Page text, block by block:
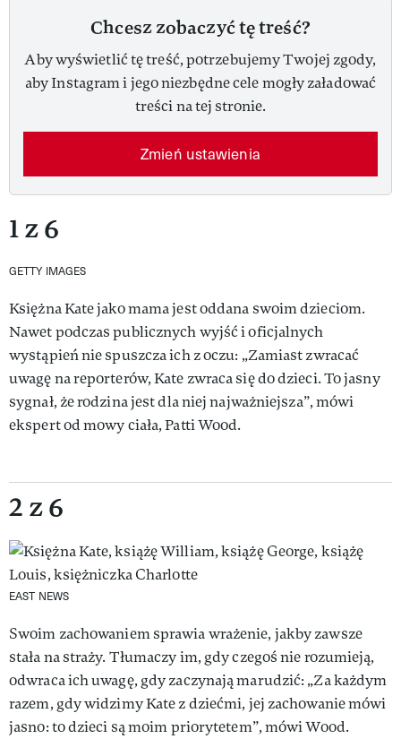
Chcesz zobaczyć tę treść?
Aby wyświetlić tę treść, potrzebujemy Twojej zgody,
aby Instagram i jego niezbędne cele mogły załadować
treści na tej stronie.
Zmień ustawienia
1 z 6
GETTY IMAGES
Księżna Kate jako mama jest oddana swoim dzieciom.
Nawet podczas publicznych wyjść i oficjalnych
wystąpień nie spuszcza ich z oczu: „Zamiast zwracać
uwagę na reporterów, Kate zwraca się do dzieci. To jasny
sygnał, że rodzina jest dla niej najważniejsza”, mówi
ekspert od mowy ciała, Patti Wood.
2 z 6
EAST NEWS
Swoim zachowaniem sprawia wrażenie, jakby zawsze
stała na straży. Tłumaczy im, gdy czegoś nie rozumieją,
odwraca ich uwagę, gdy zaczynają marudzić: „Za każdym
razem, gdy widzimy Kate z dziećmi, jej zachowanie mówi
jasno: to dzieci są moim priorytetem”, mówi Wood.